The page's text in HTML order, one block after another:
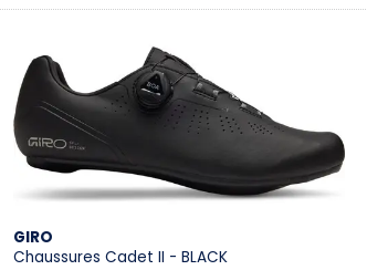
GIRO
Chaussures Cadet II - BLACK